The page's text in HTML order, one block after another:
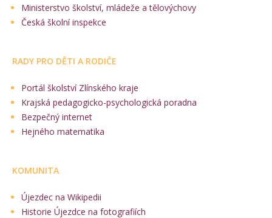
Ministerstvo školství, mládeže a tělovýchovy
Česká školní inspekce
RADY PRO DĚTI A RODIČE
Portál školství Zlínského kraje
Krajská pedagogicko-psychologická poradna
Bezpečný internet
Hejného matematika
KOMUNITA
Újezdec na Wikipedii
Historie Újezdce na fotografiích